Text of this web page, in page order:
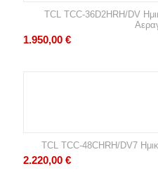
TCL TCC-36D2HRH/DV
1.950,00 €
TCL TCC-48CHRH/DV7
2.220,00 €